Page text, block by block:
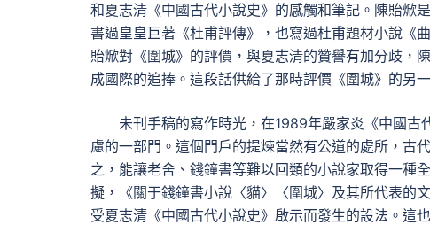
和夏志清《中國古代小說史》的感觸和筆記。陳貽焮
書過皇皇巨著《杜甫評傳》，也寫過杜甫題材小說《
貽焮對《圍城》的評價，與夏志清的贊譽有加分歧，
成國際的追捧。這段話供給了那時評價《圍城》的另
未刊手稿的寫作時光，在1989年嚴家炎《中國
慮的一部門。這個門戶的提煉當然有公道的處所，古
之，能讓老舍、錢鐘書等難以回類的小說家取得一種
擬，《關于錢鐘書小說〈貓〉〈圍城〉及其所代表的
受夏志清《中國古代小說史》啟示而發生的設法。這